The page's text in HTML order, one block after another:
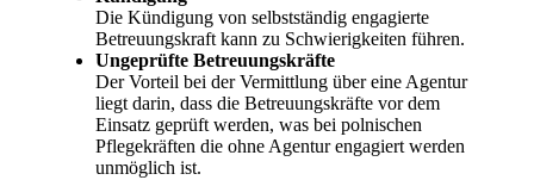
Die Kündigung von selbstständig engagierte
Betreuungskraft kann zu Schwierigkeiten führen.
Ungeprüfte Betreuungskräfte
Der Vorteil bei der Vermittlung über eine Agentur
liegt darin, dass die Betreuungskräfte vor dem
Einsatz geprüft werden, was bei polnischen
Pflegekräften die ohne Agentur engagiert werden
unmöglich ist.